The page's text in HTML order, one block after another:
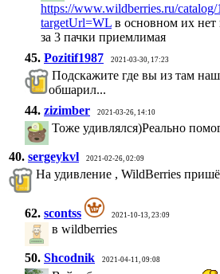
https://www.wildberries.ru/catalog/
targetUrl=WL в основном их нет
за 3 пачки приемлимая
45. Pozitif1987 2021-03-30, 17:23
Подскажите где вы из там
обшарил...
44. zizimber 2021-03-26, 14:10
Тоже удивлялся)Реально
40. sergeykvl 2021-02-26, 02:09
На удивление , WildBerries
62. scontss 2021-10-13, 23:09
в wildberries
50. Shcodnik 2021-04-11, 09:08